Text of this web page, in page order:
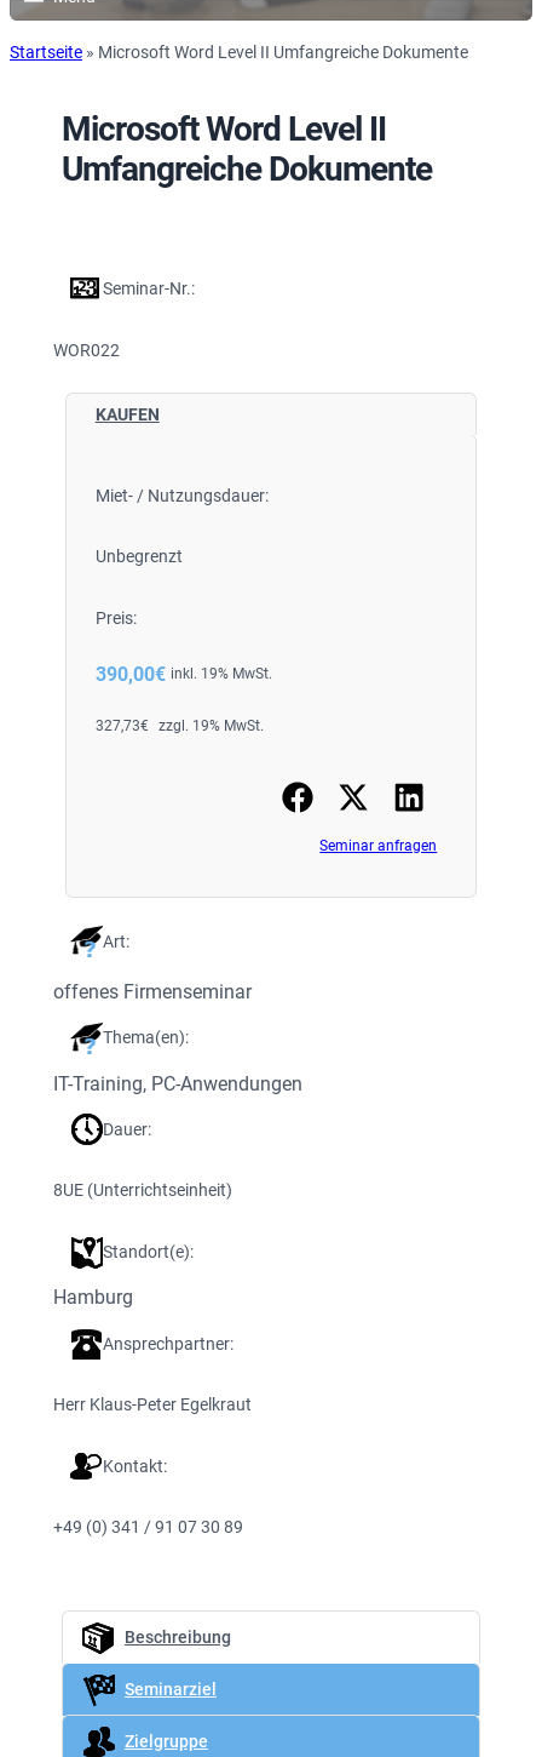
Startseite » Microsoft Word Level II Umfangreiche Dokumente
Microsoft Word Level II
Umfangreiche Dokumente
Seminar-Nr.:
WOR022
KAUFEN
Miet- / Nutzungsdauer:
Unbegrenzt
Preis:
390,00€ inkl. 19% MwSt.
327,73€ zzgl. 19% MwSt.
Seminar anfragen
Art:
offenes Firmenseminar
Thema(en):
IT-Training, PC-Anwendungen
Dauer:
8UE (Unterrichtseinheit)
Standort(e):
Hamburg
Ansprechpartner:
Herr Klaus-Peter Egelkraut
Kontakt:
+49 (0) 341 / 91 07 30 89
Beschreibung
Seminarziel
Zielgruppe